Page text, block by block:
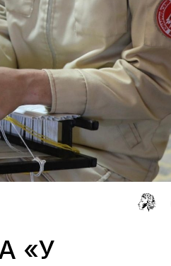
«У